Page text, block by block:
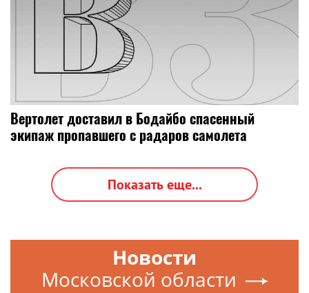
Вертолет доставил в Бодайбо спасенный
экипаж пропавшего с радаров самолета
Показать еще...
Новости
Московской области